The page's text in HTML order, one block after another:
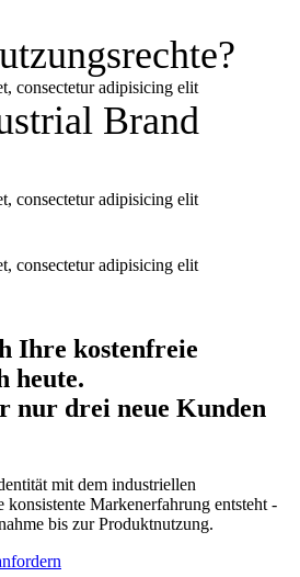
consectetur adipisicing elit
Brand
consectetur adipisicing elit
consectetur adipisicing elit
Ihre kostenfreie
heute.
nur drei neue Kunden
mit dem industriellen
konsistente Markenerfahrung entsteht -
bis zur Produktnutzung.